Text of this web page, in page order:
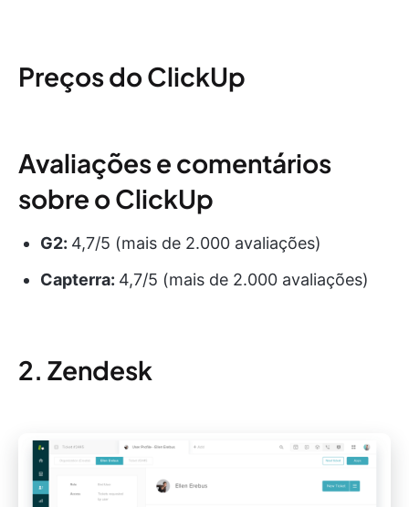
Preços do ClickUp
Avaliações e comentários
sobre o ClickUp
G2: 4,7/5 (mais de 2.000 avaliações)
Capterra: 4,7/5 (mais de 2.000 avaliações)
2. Zendesk